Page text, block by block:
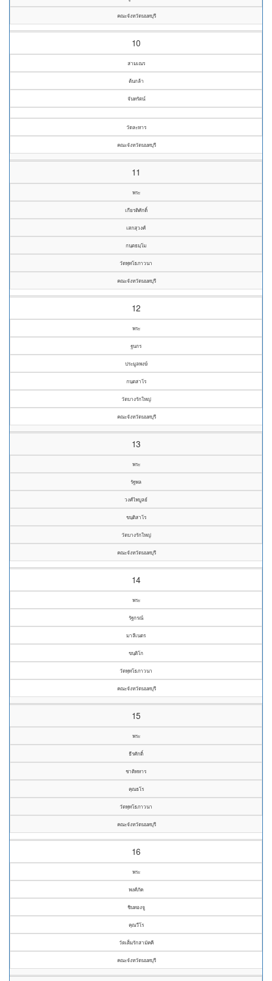
คณะจังหวัดนนทบุรี
10
สามเณร
ต้นกล้า
จันทรัตน์
วัดละหาร
คณะจังหวัดนนทบุรี
11
พระ
เกียรติศักดิ์
เสกสุวงศ์
กนฺตธมฺโม
วัดพุทโธภาวนา
คณะจังหวัดนนทบุรี
12
พระ
ฐนกร
ประมูลพงษ์
กนฺตสาโร
วัดบางรักใหญ่
คณะจังหวัดนนทบุรี
13
พระ
รัฐพล
วงศ์ไพบูลย์
ขนฺติสาโร
วัดบางรักใหญ่
คณะจังหวัดนนทบุรี
14
พระ
รัฐกรณ์
มาลีเนตร
ขนฺติโก
วัดพุทโธภาวนา
คณะจังหวัดนนทบุรี
15
พระ
ธีรศักดิ์
ชาติทหาร
คุณธโร
วัดพุทโธภาวนา
คณะจังหวัดนนทบุรี
16
พระ
พงศ์ภัค
ชินทองจู
คุณวีโร
วัดเต็มรักสามัคคี
คณะจังหวัดนนทบุรี